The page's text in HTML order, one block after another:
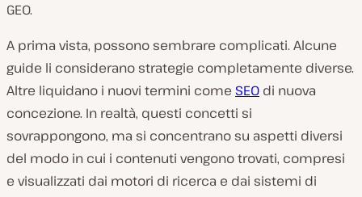
GEO.
A prima vista, possono sembrare complicati. Alcune
guide li considerano strategie completamente diverse.
Altre liquidano i nuovi termini come SEO di nuova
concezione. In realtà, questi concetti si
sovrappongono, ma si concentrano su aspetti diversi
del modo in cui i contenuti vengono trovati, compresi
e visualizzati dai motori di ricerca e dai sistemi di